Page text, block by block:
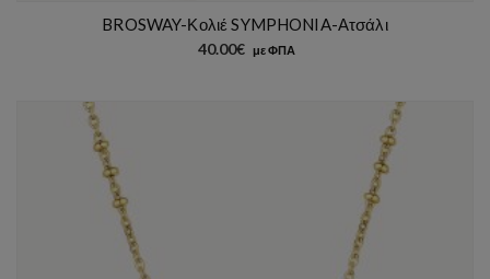
BROSWAY-Κολιέ SYMPHONIA-Ατσάλι
40.00€ με ΦΠΑ